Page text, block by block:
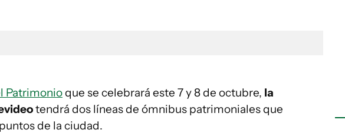
Patrimonioque se celebrará este 7 y 8 de octubre, la
tendrá dos líneas de ómnibus patrimoniales que
de la ciudad.